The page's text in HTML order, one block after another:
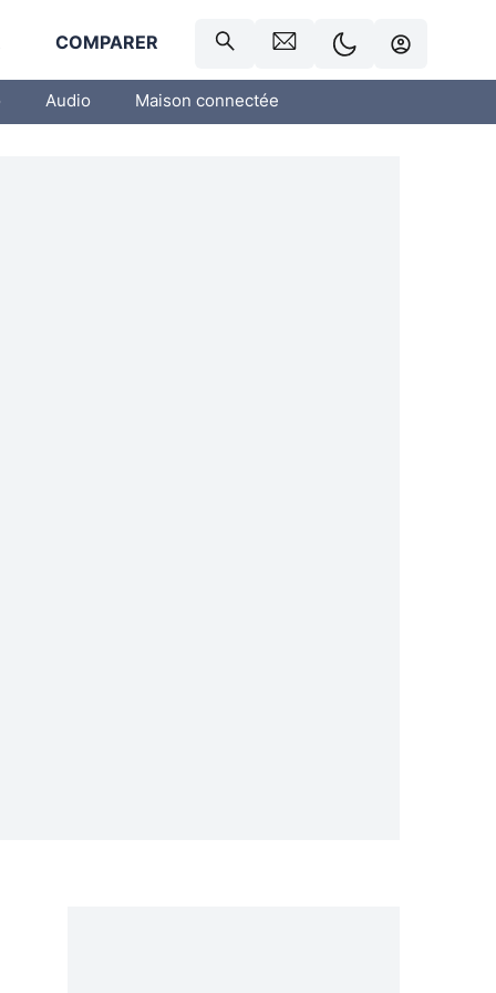
COMPARER
Audio Maison connectée